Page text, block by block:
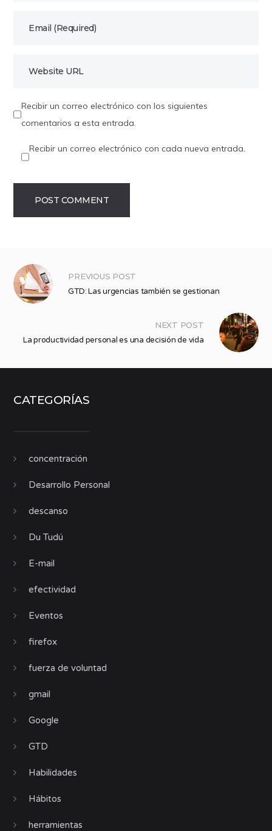
Recibir un correo electrónico con los siguientes
comentarios a esta entrada.
Recibir un correo electrónico con cada nueva entrada.
PREVIOUS POST
GTD: Las urgencias también se gestionan
NEXT POST
La productividad personal es una decisión de vida
CATEGORÍAS
concentración
Desarrollo Personal
descanso
Du Tudú
E-mail
efectividad
Eventos
firefox
fuerza de voluntad
gmail
Google
GTD
Habilidades
Hábitos
herramientas